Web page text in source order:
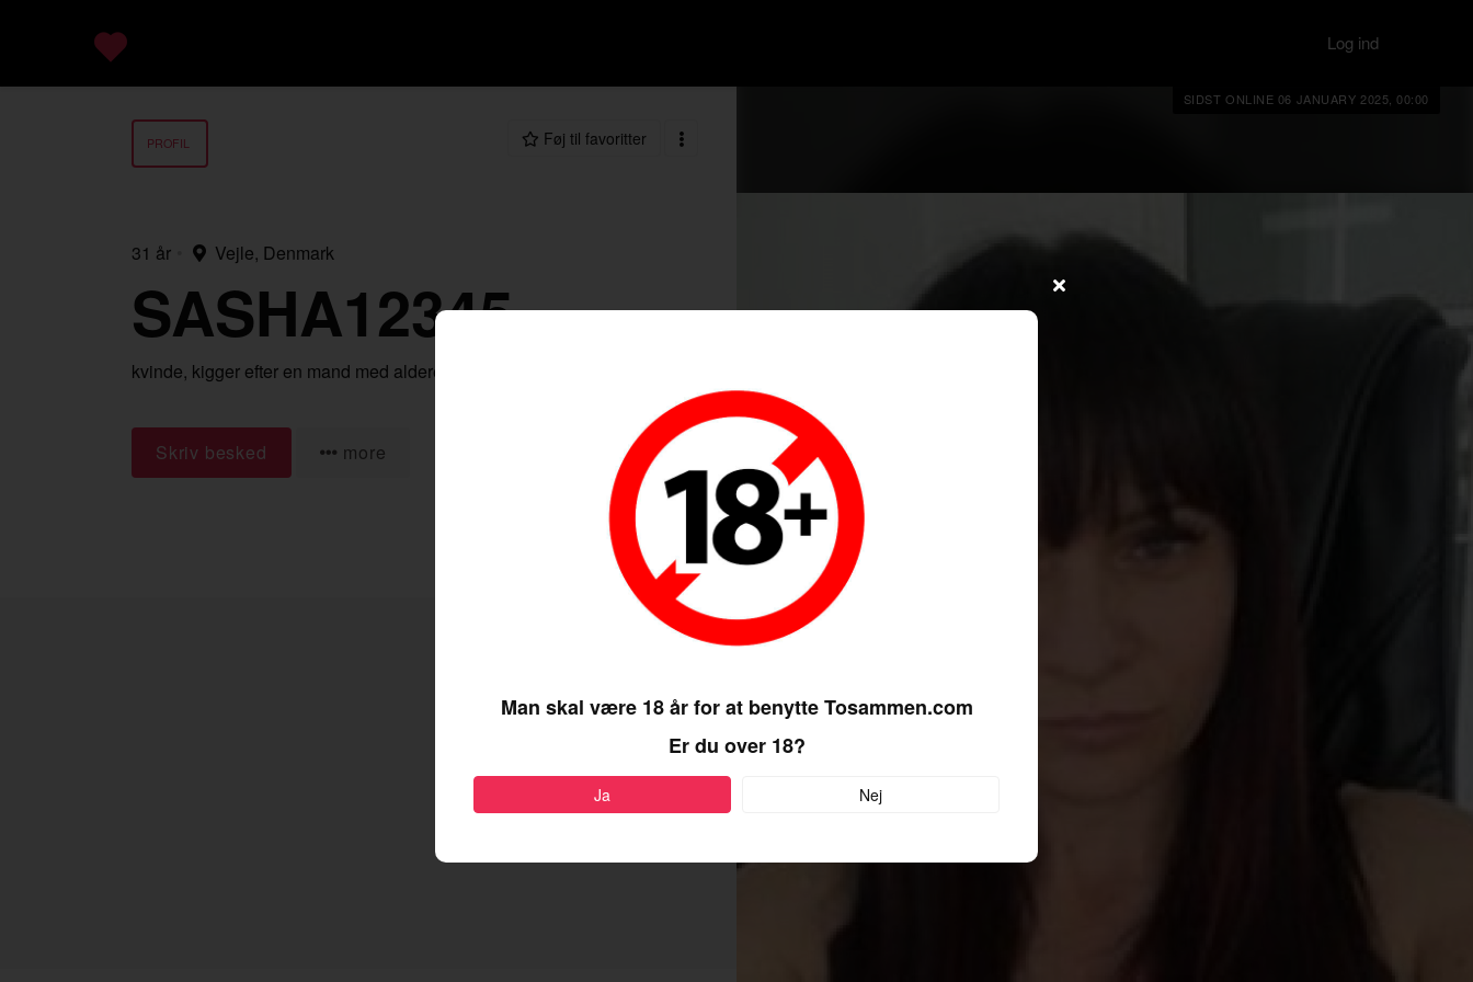
Log ind
SIDST ONLINE 06 JANUARY 2025, 00:00
PROFIL Føj til favoritter
31 år Vejle, Denmark
SASHA12345
kvinde, kigger efter en mand med alderen 21-77
Skriv besked more
Man skal være 18 år for at benytte Tosammen.com
Er du over 18?
Ja Nej